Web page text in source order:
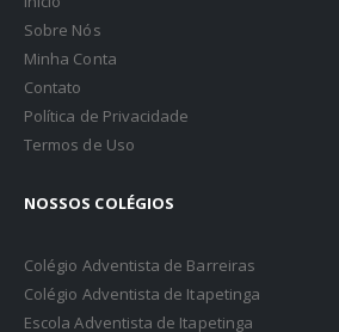
Sobre Nós
Minha Conta
Contato
Política de Privacidade
Termos de Uso
NOSSOS COLÉGIOS
Colégio Adventista de Barreiras
Colégio Adventista de Itapetinga
Escola Adventista de Itapetinga